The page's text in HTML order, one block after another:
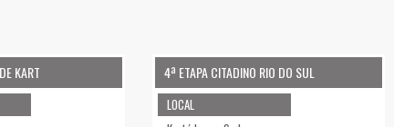
KART 4ª ETAPA CITADINO RIO DO SUL
LOCAL